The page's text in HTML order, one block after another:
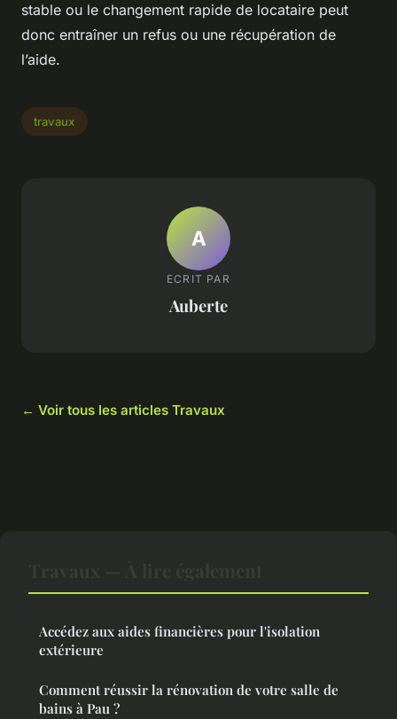
stable ou le changement rapide de locataire peut
donc entraîner un refus ou une récupération de
l’aide.
travaux
A
ECRIT PAR
Auberte
← Voir tous les articles Travaux
Accédez aux aides financières pour l'isolation
extérieure
Comment réussir la rénovation de votre salle de
bains à Pau ?